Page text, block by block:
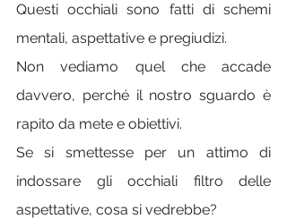
Questi occhiali sono fatti di schemi
mentali, aspettative e pregiudizi.
Non vediamo quel che accade
davvero, perché il nostro sguardo è
rapito da mete e obiettivi.
Se si smettesse per un attimo di
indossare gli occhiali filtro delle
aspettative, cosa si vedrebbe?